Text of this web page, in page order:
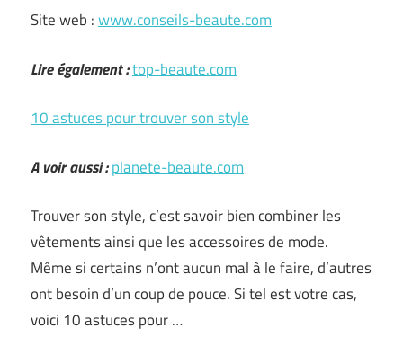
Site web :www.conseils-beaute.com
Lire également :top-beaute.com
10 astuces pour trouver son style
A voir aussi :planete-beaute.com
Trouver son style, c’est savoir bien combiner les
vêtements ainsi que les accessoires de mode.
Même si certains n’ont aucun mal à le faire, d’autres
ont besoin d’un coup de pouce. Si tel est votre cas,
voici 10 astuces pour …